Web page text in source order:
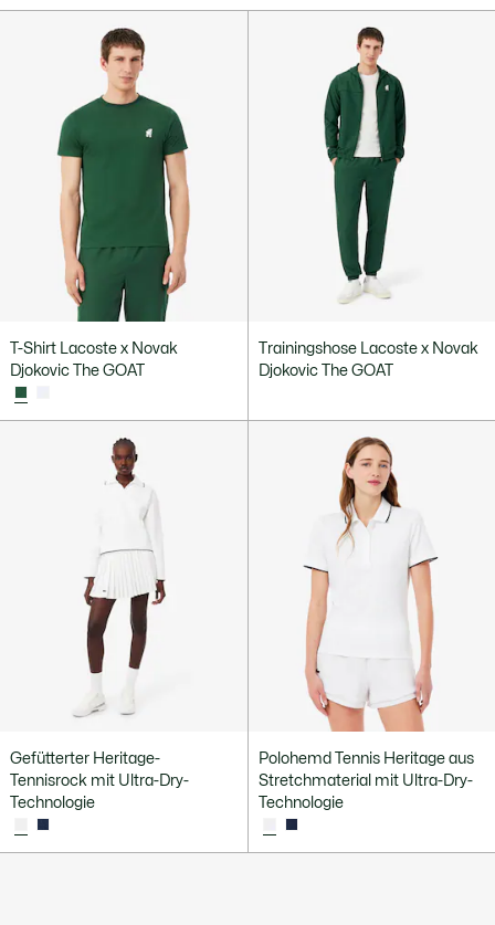
T-Shirt Lacoste x Novak
Djokovic The GOAT
Trainingshose Lacoste x Novak
Djokovic The GOAT
Gefütterter Heritage-
Tennisrock mit Ultra-Dry-
Technologie
Polohemd Tennis Heritage aus
Stretchmaterial mit Ultra-Dry-
Technologie